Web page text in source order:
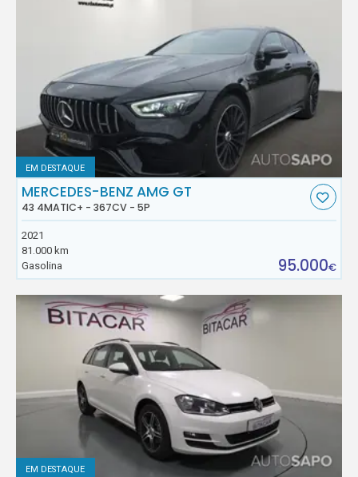
EM DESTAQUE
MERCEDES-BENZ AMG GT
43 4MATIC+ - 367CV - 5P
2021
81.000 km
Gasolina
95.000€
EM DESTAQUE